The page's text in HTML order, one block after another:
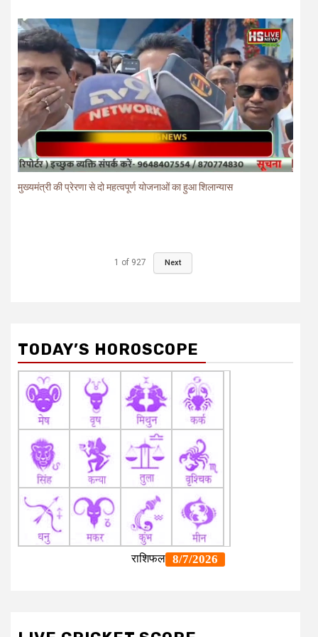
मुख्यमंत्री की प्रेरणा से दो महत्वपूर्ण योजनाओं का हुआ शिलान्यास
1 of 927 Next
TODAY’S HOROSCOPE